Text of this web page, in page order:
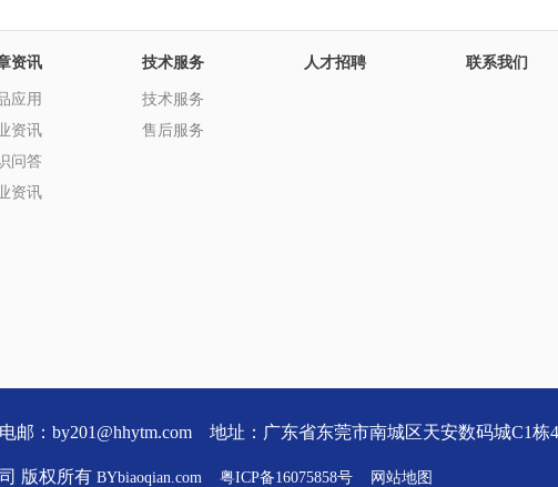
资讯
应用
资讯
问答
资讯
技术服务
技术服务
售后服务
人才招聘 联系我们
：by201@hhytm.com 地址：广东省东莞市南城区天安数码城C1栋
版权所有 BYbiaoqian.com 粤ICP备16075858号 网站地图